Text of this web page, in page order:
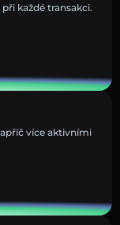
každé transakci.
více aktivními